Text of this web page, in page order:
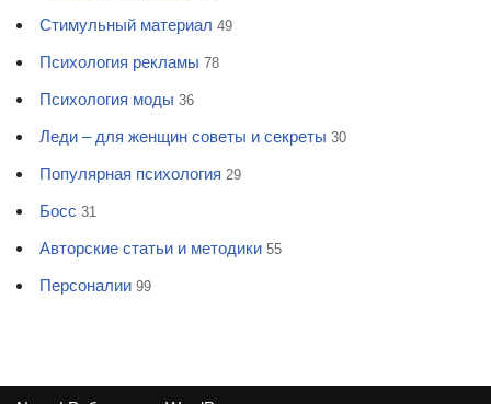
Стимульный материал 49
Психология рекламы 78
Психология моды 36
Леди – для женщин советы и секреты 30
Популярная психология 29
Босс 31
Авторские статьи и методики 55
Персоналии 99